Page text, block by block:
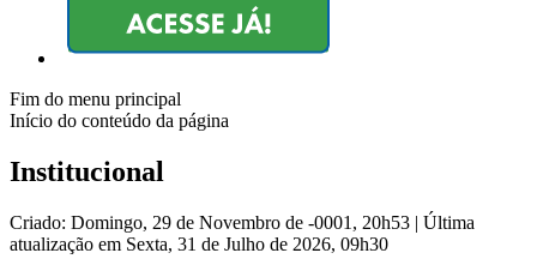
Fim do menu principal
Início do conteúdo da página
Institucional
Criado: Domingo, 29 de Novembro de -0001, 20h53 | Última
atualização em Sexta, 31 de Julho de 2026, 09h30